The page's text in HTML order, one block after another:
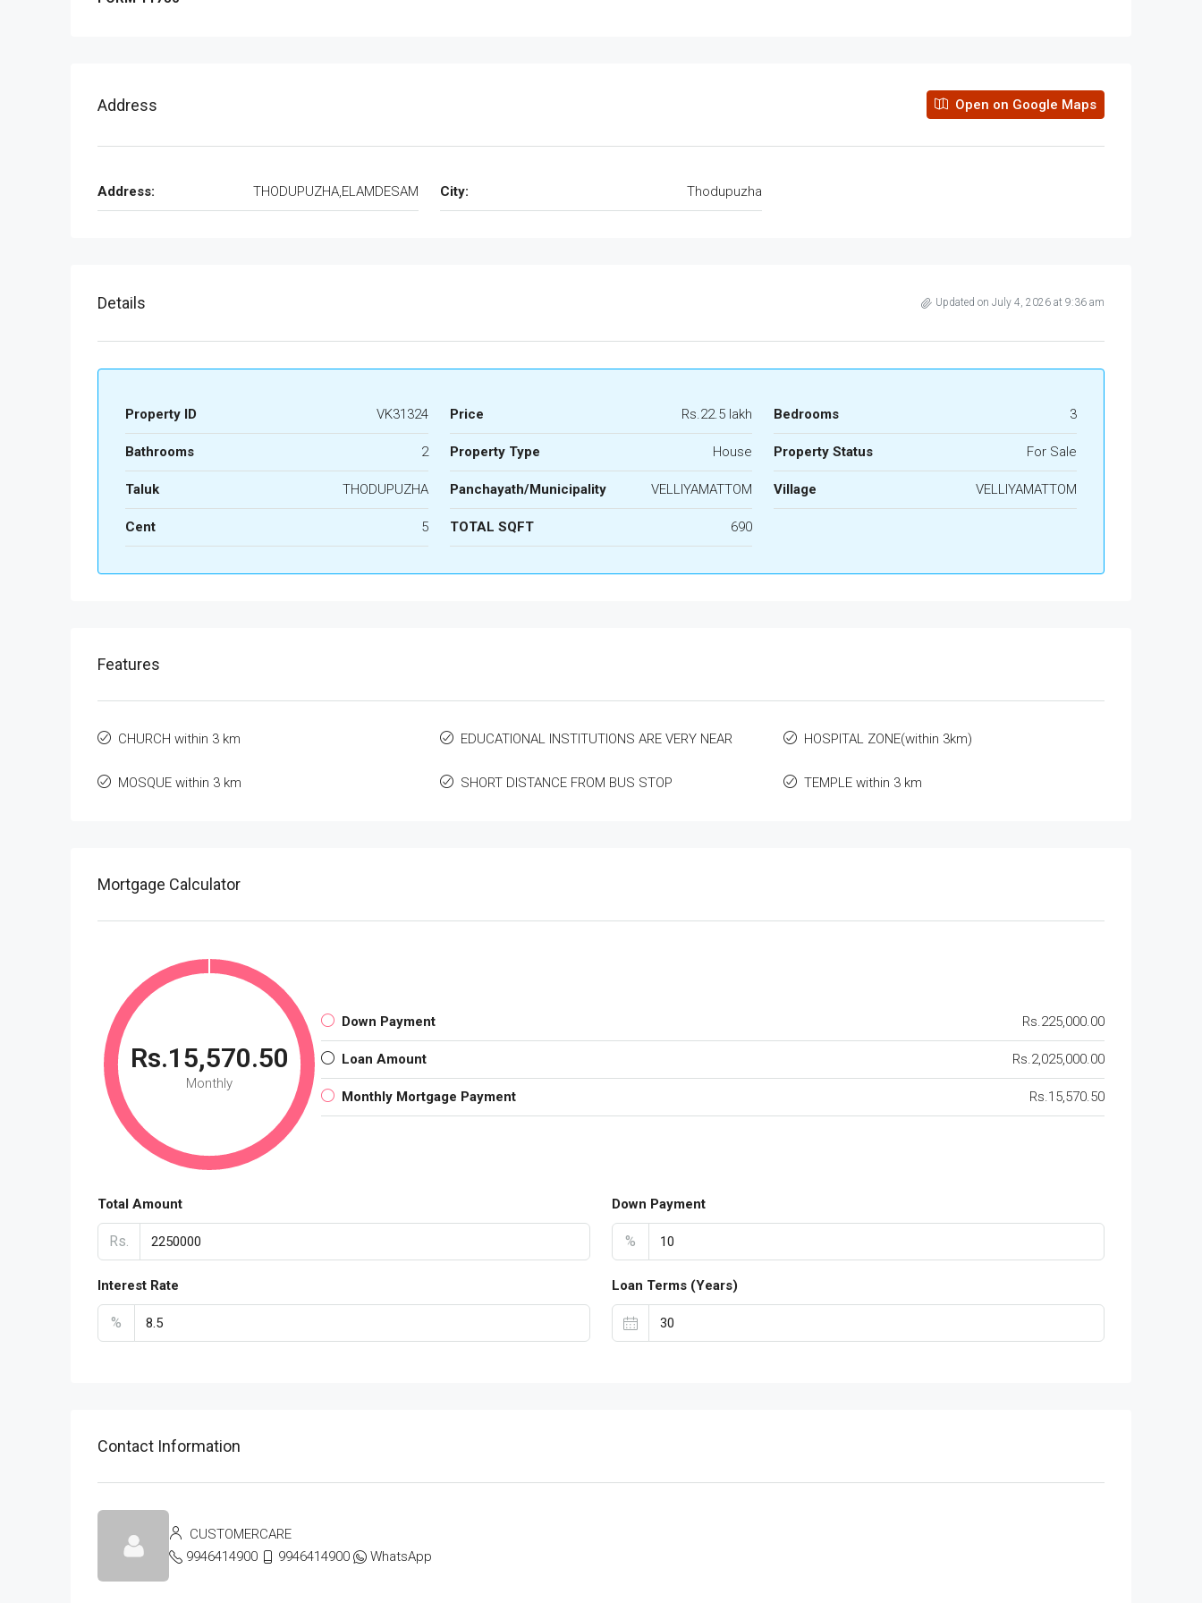
Address Open on Google Maps
Address: THODUPUZHA,ELAMDESAM City: Thodupuzha
Details Updated on July 4, 2026 at 9:36 am
Property ID VK31324 Price Rs.22.5 lakh Bedrooms 3
Bathrooms 2 Property Type House Property Status For Sale
Taluk THODUPUZHA Panchayath/Municipality VELLIYAMATTOM Village VELLIYAMATTOM
Cent 5 TOTAL SQFT 690
Features
CHURCH within 3 km EDUCATIONAL INSTITUTIONS ARE VERY NEAR HOSPITAL ZONE(within 3km)
MOSQUE within 3 km SHORT DISTANCE FROM BUS STOP TEMPLE within 3 km
Mortgage Calculator
Rs.15,570.50
Monthly
Down Payment Rs.225,000.00
Loan Amount Rs.2,025,000.00
Monthly Mortgage Payment Rs.15,570.50
Total Amount
Rs.
Down Payment
%
Interest Rate
%
Loan Terms (Years)
Contact Information
CUSTOMERCARE
9946414900
9946414900 WhatsApp